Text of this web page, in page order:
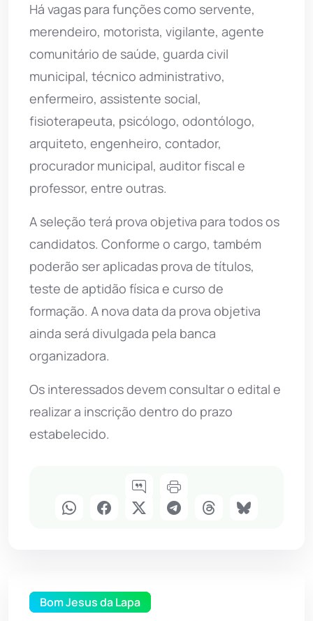
Há vagas para funções como servente,
merendeiro, motorista, vigilante, agente
comunitário de saúde, guarda civil
municipal, técnico administrativo,
enfermeiro, assistente social,
fisioterapeuta, psicólogo, odontólogo,
arquiteto, engenheiro, contador,
procurador municipal, auditor fiscal e
professor, entre outras.
A seleção terá prova objetiva para todos os
candidatos. Conforme o cargo, também
poderão ser aplicadas prova de títulos,
teste de aptidão física e curso de
formação. A nova data da prova objetiva
ainda será divulgada pela banca
organizadora.
Os interessados devem consultar o edital e
realizar a inscrição dentro do prazo
estabelecido.
Bom Jesus da Lapa